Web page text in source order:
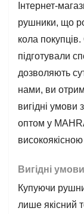
Інтернет-
рушники, що
кола
підготували
дозволяють
нами, ви
вигідні умови
оптом у
Вигідні
Купуючи
лише якісний